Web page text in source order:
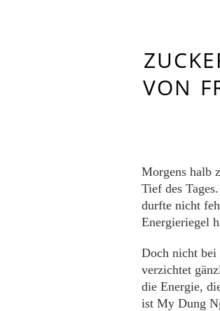
VON
Morgens halb
Tief des
durfte nicht
Energieriegel
Doch nicht bei
verzichtet
die Energie,
ist My Dung